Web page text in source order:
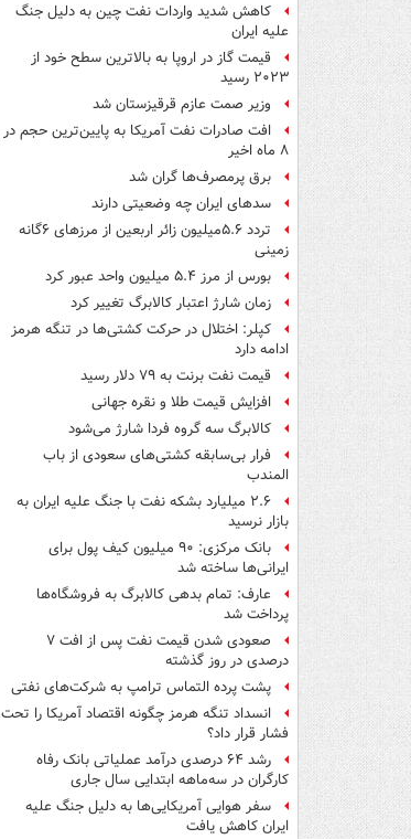
کاهش شدید واردات نفت چین به دلیل جنگ
علیه ایران
قیمت گاز در اروپا به بالاترین سطح خود از
۲۰۲۳ رسید
وزیر صمت عازم قرقیزستان شد
افت صادرات نفت آمریکا به پایین‌ترین حجم در
۸ ماه اخیر
برق پرمصرف‌ها گران شد
سدهای ایران چه وضعیتی دارند
تردد ۵.۶میلیون زائر اربعین از مرزهای ۶گانه
زمینی
بورس از مرز ۵.۴ میلیون واحد عبور کرد
زمان شارژ اعتبار کالابرگ تغییر کرد
کپلر: اختلال در حرکت کشتی‌ها در تنگه هرمز
ادامه دارد
قیمت نفت برنت به ۷۹ دلار رسید
افزایش قیمت طلا و نقره جهانی
کالابرگ سه گروه فردا شارژ می‌شود
فرار بی‌سابقه کشتی‌های سعودی از باب
المندب
۲.۶ میلیارد بشکه نفت با جنگ علیه ایران به
بازار نرسید
بانک مرکزی: ۹۰ میلیون کیف پول برای
ایرانی‌ها ساخته شد
عارف: تمام بدهی کالابرگ به فروشگاه‌ها
پرداخت شد
صعودی شدن قیمت نفت پس از افت ۷
درصدی در روز گذشته
پشت پرده التماس ترامپ به شرکت‌های نفتی
انسداد تنگه هرمز چگونه اقتصاد آمریکا را تحت
فشار قرار داد؟
رشد ۶۴ درصدی درآمد عملیاتی بانک رفاه
کارگران در سه‌ماهه ابتدایی سال جاری
سفر هوایی آمریکایی‌ها به دلیل جنگ علیه
ایران کاهش یافت